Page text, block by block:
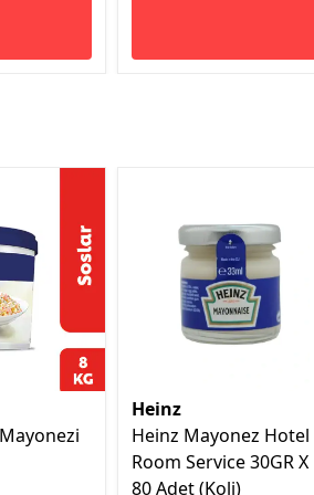
Heinz
Heinz Mayonez Hotel
Room Service 30GR X
80 Adet (Koli)